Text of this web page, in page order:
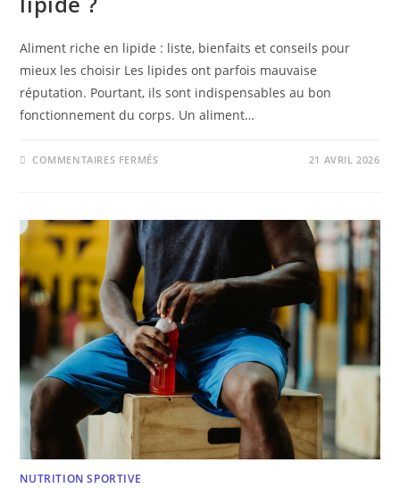
Aliment riche en lipide : liste, bienfaits et conseils pour
mieux les choisir Les lipides ont parfois mauvaise
réputation. Pourtant, ils sont indispensables au bon
fonctionnement du corps. Un aliment…
COMMENTAIRES FERMÉS 21 AVRIL 2026
NUTRITION SPORTIVE